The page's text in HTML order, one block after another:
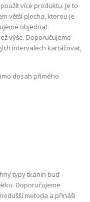
více produktu. Je to
větší plocha, kterou je
objednat
výše. Doporučujeme
intervalech kartáčovat,
dosah přímého
typy tkanin buď
Doporučujeme
metoda a přináší